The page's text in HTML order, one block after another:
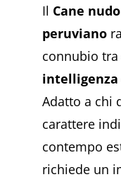
Il Cane nudo
peruviano
connubio tra
intelligenza
Adatto a chi
carattere
contempo
richiede un